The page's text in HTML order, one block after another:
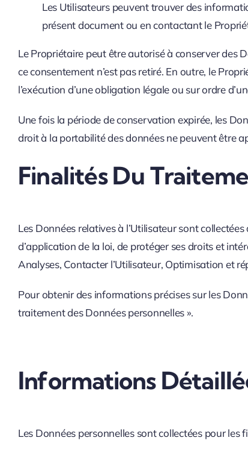
Les Utilisateurs peuvent trouver des
présent document ou en contactant le
Le Propriétaire peut être autorisé à conserver des
ce consentement n’est pas retiré. En outre, le
l’exécution d’une obligation légale ou sur ordre
Une fois la période de conservation expirée, les
droit à la portabilité des données ne peuvent être
Finalités Du
Les Données relatives à l’Utilisateur sont
d’application de la loi, de protéger ses droits et
Analyses, Contacter l’Utilisateur, Optimisation et
Pour obtenir des informations précises sur les
traitement des Données personnelles ».
Informations
Les Données personnelles sont collectées pour les